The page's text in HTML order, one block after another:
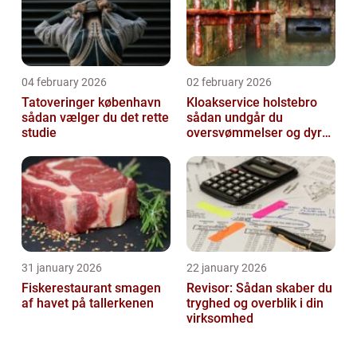
04 february 2026
Tatoveringer københavn
sådan vælger du det rette
studie
02 february 2026
Kloakservice holstebro
sådan undgår du
oversvømmelser og dyre
31 january 2026
Fiskerestaurant smagen
af havet på tallerkenen
22 january 2026
Revisor: Sådan skaber du
tryghed og overblik i din
virksomhed